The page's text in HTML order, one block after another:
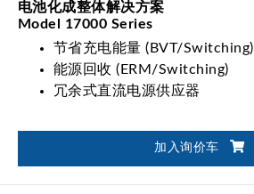
电池化成整体解决方案
Model 17000 Series
节省充电能量 (BVT/Switching)
能源回收 (ERM/Switching)
冗余式直流电源供应器
加入询价车